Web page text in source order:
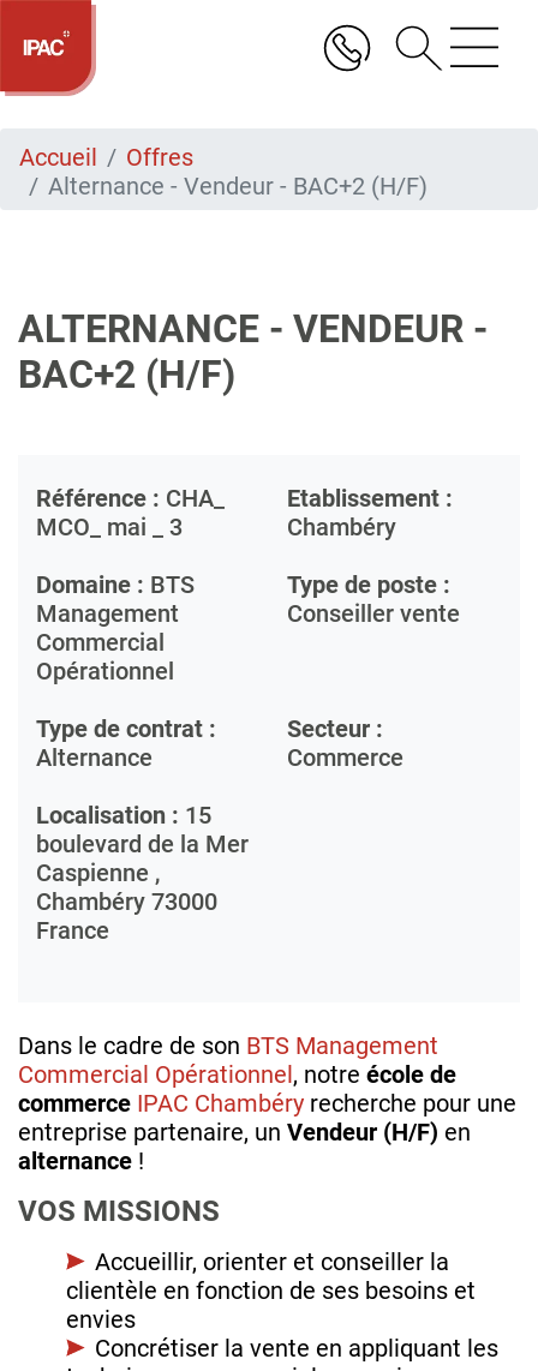
Aller
contenu
Accueil
Offres
Alternance - Vendeur - BAC+2 (H/F)
ALTERNANCE - VENDEUR -
BAC+2 (H/F)
Référence : CHA_
MCO_ mai _ 3
Etablissement :
Chambéry
Domaine : BTS
Management
Commercial
Opérationnel
Type de poste :
Conseiller vente
Type de contrat :
Alternance
Secteur :
Commerce
Localisation : 15
boulevard de la Mer
Caspienne ,
Chambéry 73000
France
Dans le cadre de son BTS Management
Commercial Opérationnel, notre école de
commerce IPAC Chambéry recherche pour une
entreprise partenaire, un Vendeur (H/F) en
alternance !
VOS MISSIONS
Accueillir, orienter et conseiller la
clientèle en fonction de ses besoins et
envies
Concrétiser la vente en appliquant les